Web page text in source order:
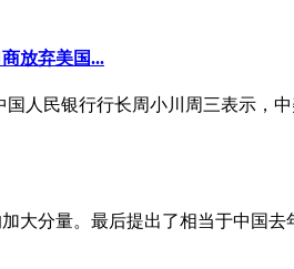
放弃美国...
银行行长周小川周三表示，中
大分量。最后提出了相当于中国